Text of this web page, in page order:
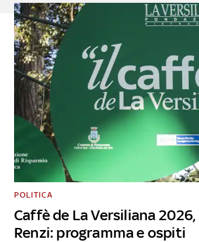
Caffè de La Versiliana
Renzi: programma e ospiti
POLITICA